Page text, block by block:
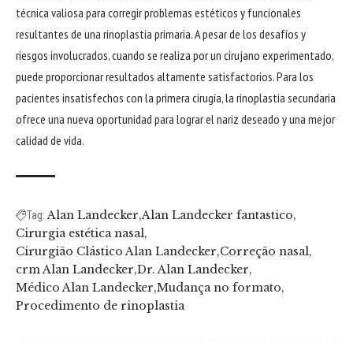
técnica valiosa para corregir problemas estéticos y funcionales
resultantes de una rinoplastia primaria. A pesar de los desafíos y
riesgos involucrados, cuando se realiza por un cirujano experimentado,
puede proporcionar resultados altamente satisfactorios. Para los
pacientes insatisfechos con la primera cirugía, la rinoplastia secundaria
ofrece una nueva oportunidad para lograr el nariz deseado y una mejor
calidad de vida.
Tag: Alan Landecker Alan Landecker fantastico
Cirurgia estética nasal
Cirurgião Clástico Alan Landecker Correção nasal
crm Alan Landecker Dr. Alan Landecker
Médico Alan Landecker Mudança no formato
Procedimento de rinoplastia